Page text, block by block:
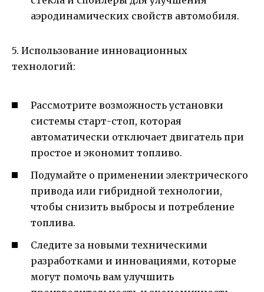
аэродинамических свойств автомобиля.
5. Использование инновационных
технологий:
Рассмотрите возможность установки
системы старт-стоп, которая
автоматически отключает двигатель при
простое и экономит топливо.
Подумайте о применении электрического
привода или гибридной технологии,
чтобы снизить выбросы и потребление
топлива.
Следите за новыми техническими
разработками и инновациями, которые
могут помочь вам улучшить